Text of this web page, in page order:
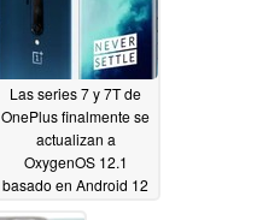
Las series 7 y 7T de
OnePlus finalmente se
actualizan a
OxygenOS 12.1
basado en Android 12